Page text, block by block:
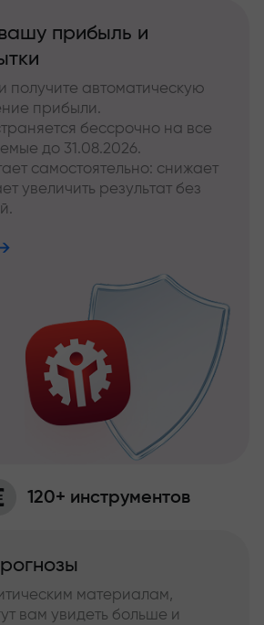
прибыль и
получите автоматическую
прибыли.
бессрочно на все
до 31.08.2026.
самостоятельно: снижает
увеличить результат без
120+ инструментов
материалам,
вам увидеть больше и